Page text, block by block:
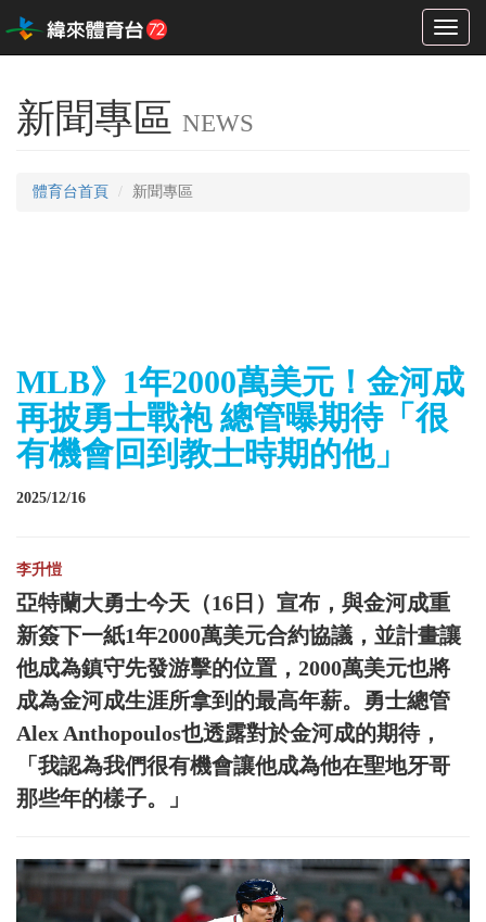
Toggle
新聞專區 NEWS
體育台首頁 新聞專區
MLB》1年2000萬美元！金河成
再披勇士戰袍 總管曝期待「很
有機會回到教士時期的他」
2025/12/16
李升愷
亞特蘭大勇士今天（16日）宣布，與金河成重
新簽下一紙1年2000萬美元合約協議，並計畫讓
他成為鎮守先發游擊的位置，2000萬美元也將
成為金河成生涯所拿到的最高年薪。勇士總管
Alex Anthopoulos也透露對於金河成的期待，
「我認為我們很有機會讓他成為他在聖地牙哥
那些年的樣子。」